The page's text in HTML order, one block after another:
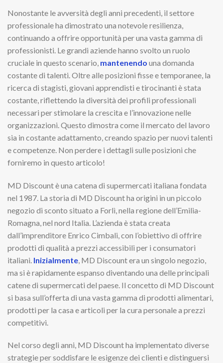
Nonostante le avversità degli anni precedenti, il settore
professionale ha dimostrato una notevole resilienza,
continuando a offrire opportunità per una vasta gamma di
professionisti. Le grandi aziende hanno svolto un ruolo
cruciale in questo scenario, mantenendo una domanda
costante di talenti. Oltre alle posizioni fisse e temporanee, la
ricerca di stagisti, giovani apprendisti e tirocinanti è stata
costante, riflettendo la diversità dei profili professionali
necessari per stimolare la crescita e l’innovazione nelle
organizzazioni. Questo dimostra come il mercato del lavoro
sia in costante adattamento, creando spazio per nuovi talenti
e competenze. Non perdere i dettagli sulle posizioni che
forniremo in questo articolo!
MD Discount è una catena di supermercati italiana fondata
nel 1987. La storia di MD Discount ha origini in un piccolo
negozio di sconto situato a Forlì, nella regione dell’Emilia-
Romagna, nel nord Italia. L’azienda è stata creata
dall’imprenditore Enrico Cimbali, con l’obiettivo di offrire
prodotti di qualità a prezzi accessibili per i consumatori
italiani. Inizialmente , MD Discount era un singolo negozio,
ma si è rapidamente espanso diventando una delle principali
catene di supermercati del paese. Il concetto di MD Discount
si basa sull’offerta di una vasta gamma di prodotti alimentari,
prodotti per la casa e articoli per la cura personale a prezzi
competitivi.
Nel corso degli anni, MD Discount ha implementato diverse
strategie per soddisfare le esigenze dei clienti e distinguersi